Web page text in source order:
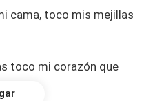
cama, toco mis mejillas
toco mi corazón que